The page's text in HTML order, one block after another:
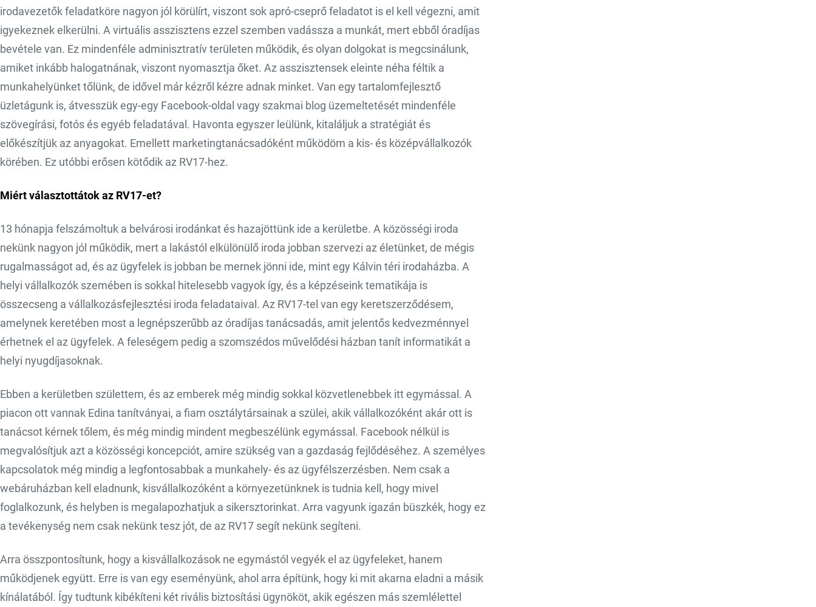
irodavezetők feladatköre nagyon jól körülírt, viszont sok apró-cseprő feladatot is el kell végezni, amit
igyekeznek elkerülni. A virtuális asszisztens ezzel szemben vadássza a munkát, mert ebből óradíjas
bevétele van. Ez mindenféle adminisztratív területen működik, és olyan dolgokat is megcsinálunk,
amiket inkább halogatnának, viszont nyomasztja őket. Az asszisztensek eleinte néha féltik a
munkahelyünket tőlünk, de idővel már kézről kézre adnak minket. Van egy tartalomfejlesztő
üzletágunk is, átvesszük egy-egy Facebook-oldal vagy szakmai blog üzemeltetését mindenféle
szövegírási, fotós és egyéb feladatával. Havonta egyszer leülünk, kitaláljuk a stratégiát és
előkészítjük az anyagokat. Emellett marketingtanácsadóként működöm a kis- és középvállalkozók
körében. Ez utóbbi erősen kötődik az RV17-hez.
Miért választottátok az RV17-et?
13 hónapja felszámoltuk a belvárosi irodánkat és hazajöttünk ide a kerületbe. A közösségi iroda
nekünk nagyon jól működik, mert a lakástól elkülönülő iroda jobban szervezi az életünket, de mégis
rugalmasságot ad, és az ügyfelek is jobban be mernek jönni ide, mint egy Kálvin téri irodaházba. A
helyi vállalkozók szemében is sokkal hitelesebb vagyok így, és a képzéseink tematikája is
összecseng a vállalkozásfejlesztési iroda feladataival. Az RV17-tel van egy keretszerződésem,
amelynek keretében most a legnépszerűbb az óradíjas tanácsadás, amit jelentős kedvezménnyel
érhetnek el az ügyfelek. A feleségem pedig a szomszédos művelődési házban tanít informatikát a
helyi nyugdíjasoknak.
Ebben a kerületben születtem, és az emberek még mindig sokkal közvetlenebbek itt egymással. A
piacon ott vannak Edina tanítványai, a fiam osztálytársainak a szülei, akik vállalkozóként akár ott is
tanácsot kérnek tőlem, és még mindig mindent megbeszélünk egymással. Facebook nélkül is
megvalósítjuk azt a közösségi koncepciót, amire szükség van a gazdaság fejlődéséhez. A személyes
kapcsolatok még mindig a legfontosabbak a munkahely- és az ügyfélszerzésben. Nem csak a
webáruházban kell eladnunk, kisvállalkozóként a környezetünknek is tudnia kell, hogy mivel
foglalkozunk, és helyben is megalapozhatjuk a sikersztorinkat. Arra vagyunk igazán büszkék, hogy ez
a tevékenység nem csak nekünk tesz jót, de az RV17 segít nekünk segíteni.
Arra összpontosítunk, hogy a kisvállalkozások ne egymástól vegyék el az ügyfeleket, hanem
működjenek együtt. Erre is van egy eseményünk, ahol arra építünk, hogy ki mit akarna eladni a másik
kínálatából. Így tudtunk kibékíteni két rivális biztosítási ügynököt, akik egészen más szemlélettel